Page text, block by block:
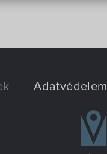
Adatvédelem